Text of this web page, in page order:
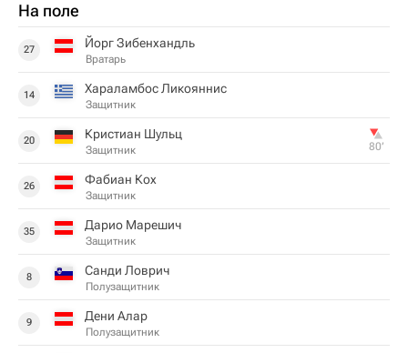
На поле
27 Йорг Зибенхандль
Вратарь
14 Хараламбос Ликояннис
Защитник
20 Кристиан Шульц
Защитник 80‎’‎
26 Фабиан Кох
Защитник
35 Дарио Марешич
Защитник
8 Санди Ловрич
Полузащитник
9 Дени Алар
Полузащитник